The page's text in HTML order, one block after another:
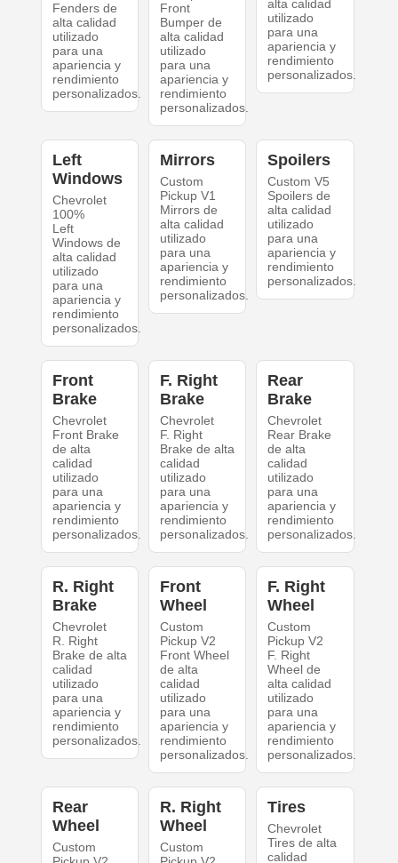
Fenders de
alta calidad
utilizado
para una
apariencia y
rendimiento
personalizados.
Front
Bumper de
alta calidad
utilizado
para una
apariencia y
rendimiento
personalizados.
alta calidad
utilizado
para una
apariencia y
rendimiento
personalizados.
Left
Windows
Chevrolet
100%
Left
Windows de
alta calidad
utilizado
para una
apariencia y
rendimiento
personalizados.
Mirrors
Custom
Pickup V1
Mirrors de
alta calidad
utilizado
para una
apariencia y
rendimiento
personalizados.
Spoilers
Custom V5
Spoilers de
alta calidad
utilizado
para una
apariencia y
rendimiento
personalizados.
Front
Brake
Chevrolet
Front Brake
de alta
calidad
utilizado
para una
apariencia y
rendimiento
personalizados.
F. Right
Brake
Chevrolet
F. Right
Brake de alta
calidad
utilizado
para una
apariencia y
rendimiento
personalizados.
Rear
Brake
Chevrolet
Rear Brake
de alta
calidad
utilizado
para una
apariencia y
rendimiento
personalizados.
R. Right
Brake
Chevrolet
R. Right
Brake de alta
calidad
utilizado
para una
apariencia y
rendimiento
personalizados.
Front
Wheel
Custom
Pickup V2
Front Wheel
de alta
calidad
utilizado
para una
apariencia y
rendimiento
personalizados.
F. Right
Wheel
Custom
Pickup V2
F. Right
Wheel de
alta calidad
utilizado
para una
apariencia y
rendimiento
personalizados.
Rear
Wheel
Custom
R. Right
Wheel
Custom
Tires
Chevrolet
Tires de alta
calidad